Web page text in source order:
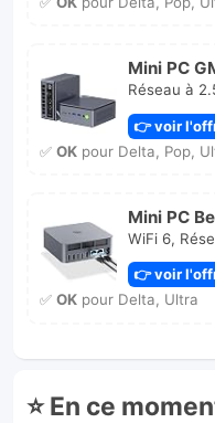
Mini PC
Réseau à
👉 voir
✅ OKpour Delta, Pop,
Mini PC
WiFi 6,
👉 voir
✅ OKpour Delta, Ultra
⭐ En ce